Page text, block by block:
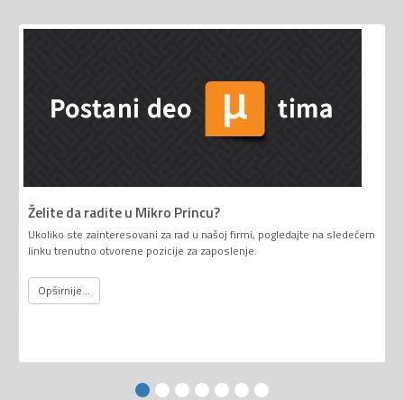
Želite da radite u Mikro Princu?
Ukoliko ste zainteresovani za rad u našoj firmi, pogledajte na sledećem
linku trenutno otvorene pozicije za zaposlenje.
Opširnije...